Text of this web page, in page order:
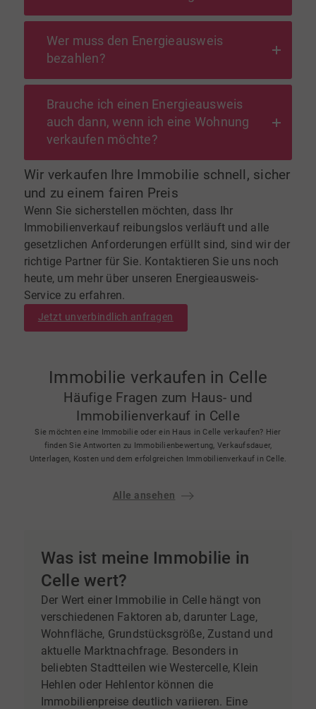
Wer muss den Energieausweis
bezahlen?
Brauche ich einen Energieausweis
auch dann, wenn ich eine Wohnung
verkaufen möchte?
Wir verkaufen Ihre Immobilie schnell, sicher
und zu einem fairen Preis
Wenn Sie sicherstellen möchten, dass Ihr
Immobilienverkauf reibungslos verläuft und alle
gesetzlichen Anforderungen erfüllt sind, sind wir der
richtige Partner für Sie. Kontaktieren Sie uns noch
heute, um mehr über unseren Energieausweis-
Service zu erfahren.
Jetzt unverbindlich anfragen
Immobilie verkaufen in Celle
Häufige Fragen zum Haus- und
Immobilienverkauf in Celle
Sie möchten eine Immobilie oder ein Haus in Celle verkaufen? Hier
finden Sie Antworten zu Immobilienbewertung, Verkaufsdauer,
Unterlagen, Kosten und dem erfolgreichen Immobilienverkauf in Celle.
Alle ansehen
Was ist meine Immobilie in
Celle wert?
Der Wert einer Immobilie in Celle hängt von
verschiedenen Faktoren ab, darunter Lage,
Wohnfläche, Grundstücksgröße, Zustand und
aktuelle Marktnachfrage. Besonders in
beliebten Stadtteilen wie Westercelle, Klein
Hehlen oder Hehlentor können die
Immobilienpreise deutlich variieren. Eine